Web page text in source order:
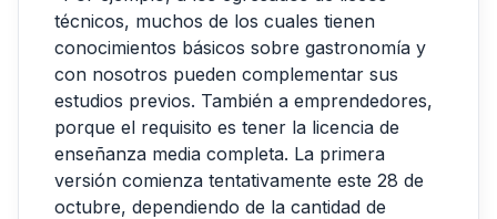
técnicos, muchos de los cuales tienen
conocimientos básicos sobre gastronomía y
con nosotros pueden complementar sus
estudios previos. También a emprendedores,
porque el requisito es tener la licencia de
enseñanza media completa. La primera
versión comienza tentativamente este 28 de
octubre, dependiendo de la cantidad de